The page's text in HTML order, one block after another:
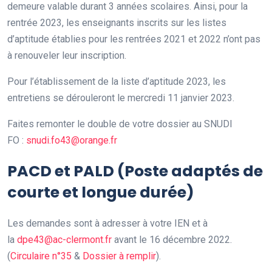
demeure valable durant 3 années scolaires. Ainsi, pour la
rentrée 2023, les enseignants inscrits sur les listes
d’aptitude établies pour les rentrées 2021 et 2022 n’ont pas
à renouveler leur inscription.
Pour l’établissement de la liste d’aptitude 2023, les
entretiens se dérouleront le mercredi 11 janvier 2023.
Faites remonter le double de votre dossier au SNUDI
FO : snudi.fo43@orange.fr
PACD et PALD (Poste adaptés de
courte et longue durée)
Les demandes sont à adresser à votre IEN et à
la dpe43@ac-clermont.fr avant le 16 décembre 2022.
(Circulaire n°35 & Dossier à remplir).